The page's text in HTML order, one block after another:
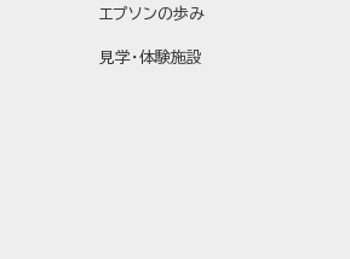
エプソンの歩み
見学・体験施設